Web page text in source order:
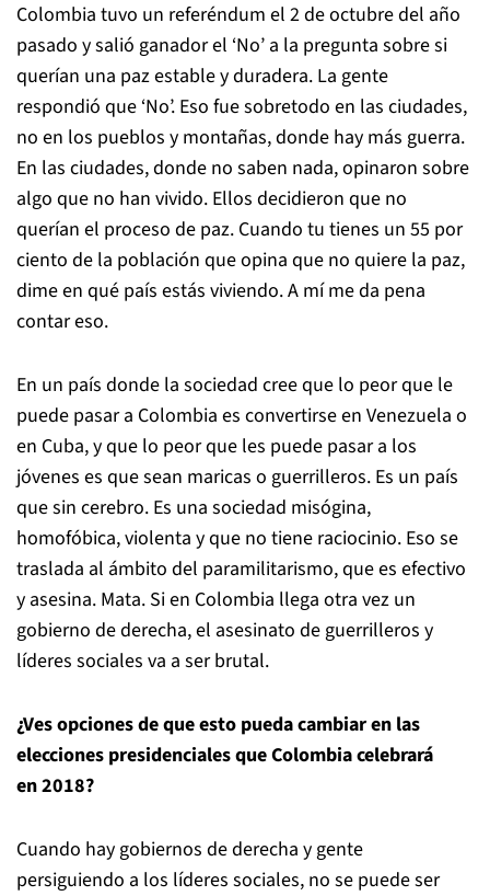
Colombia tuvo un referéndum el 2 de octubre del año
pasado y salió ganador el ‘No’ a la pregunta sobre si
querían una paz estable y duradera. La gente
respondió que ‘No’. Eso fue sobretodo en las ciudades,
no en los pueblos y montañas, donde hay más guerra.
En las ciudades, donde no saben nada, opinaron sobre
algo que no han vivido. Ellos decidieron que no
querían el proceso de paz. Cuando tu tienes un 55 por
ciento de la población que opina que no quiere la paz,
dime en qué país estás viviendo. A mí me da pena
contar eso.
En un país donde la sociedad cree que lo peor que le
puede pasar a Colombia es convertirse en Venezuela o
en Cuba, y que lo peor que les puede pasar a los
jóvenes es que sean maricas o guerrilleros. Es un país
que sin cerebro. Es una sociedad misógina,
homofóbica, violenta y que no tiene raciocinio. Eso se
traslada al ámbito del paramilitarismo, que es efectivo
y asesina. Mata. Si en Colombia llega otra vez un
gobierno de derecha, el asesinato de guerrilleros y
líderes sociales va a ser brutal.
¿Ves opciones de que esto pueda cambiar en las
elecciones presidenciales que Colombia celebrará
en 2018?
Cuando hay gobiernos de derecha y gente
persiguiendo a los líderes sociales, no se puede ser